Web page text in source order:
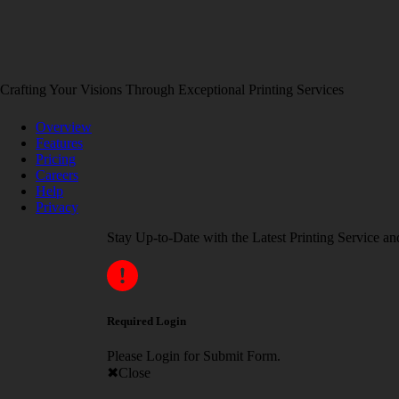
Crafting Your Visions Through Exceptional Printing Services
Overview
Features
Pricing
Careers
Help
Privacy
Stay Up-to-Date with the Latest Printing Service
Required Login
Please Login for Submit Form.
Close